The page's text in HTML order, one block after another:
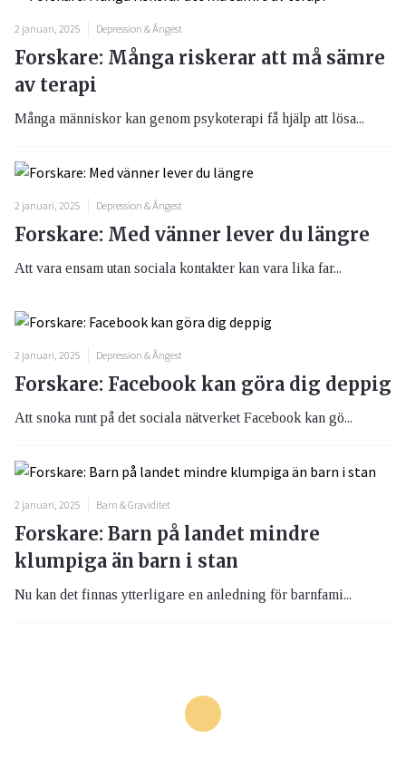
2 januari, 2025 Depression & Ångest
Forskare: Många riskerar att må sämre
av terapi
Många människor kan genom psykoterapi få hjälp att lösa...
2 januari, 2025 Depression & Ångest
Forskare: Med vänner lever du längre
Att vara ensam utan sociala kontakter kan vara lika far...
2 januari, 2025 Depression & Ångest
Forskare: Facebook kan göra dig deppig
Att snoka runt på det sociala nätverket Facebook kan gö...
2 januari, 2025 Barn & Graviditet
Forskare: Barn på landet mindre
klumpiga än barn i stan
Nu kan det finnas ytterligare en anledning för barnfami...